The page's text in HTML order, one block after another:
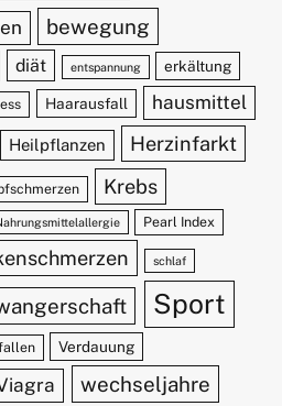
bewegung
diät entspannung erkältung
Haarausfall hausmittel
Heilpflanzen Herzinfarkt
Krebs
Pearl Index
schlaf
Sport
Verdauung
wechseljahre